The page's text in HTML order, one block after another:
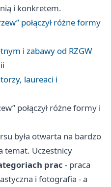
i konkretem.
połączył różne formy
i zabawy od RZGW
laureaci i
połączył różne formy i
była otwarta na bardzo
temat. Uczestnicy
prac - praca
i fotografia - a